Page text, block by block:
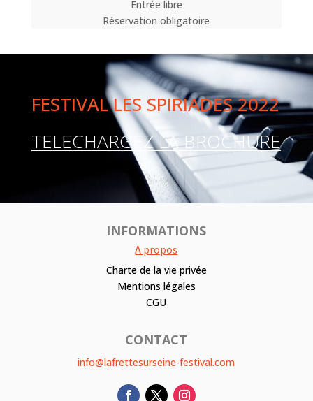
Entrée libre
Réservation obligatoire
FESTIVAL LES SPIRIADES 2022
TELECHARGEZ LA BROCHURE
INFORMATIONS
A propos
Charte de la vie privée
Mentions légales
CGU
CONTACT
info@lafrettesurseine-festival.com